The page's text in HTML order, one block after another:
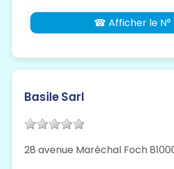
☎ Afficher le N°
Basile Sarl
28 avenue Maréchal Foch